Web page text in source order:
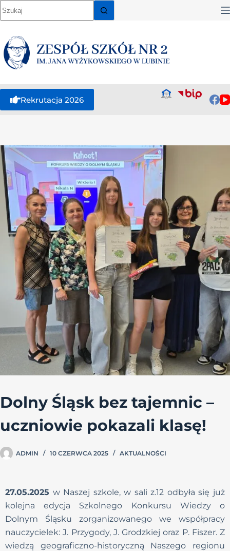
Rekrutacja 2026
Dolny Śląsk bez tajemnic –
uczniowie pokazali klasę!
ADMIN 10 CZERWCA 2025 AKTUALNOŚCI
27.05.2025 w Naszej szkole, w sali z.12 odbyła się już
kolejna edycja Szkolnego Konkursu Wiedzy o
Dolnym Śląsku zorganizowanego we współpracy
nauczycielek: J. Przygody, J. Grodzkiej oraz P. Fiszer. Z
wiedzą geograficzno-historyczną Naszego regionu